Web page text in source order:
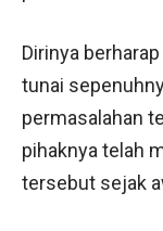
Dirinya
tunai
permasalahan
pihaknya telah
tersebut sejak